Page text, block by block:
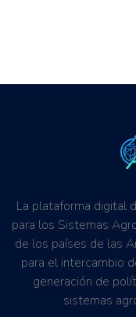
La plataforma digital
para los Sistemas
de los países de las
para el intercambio
generación de
sistemas